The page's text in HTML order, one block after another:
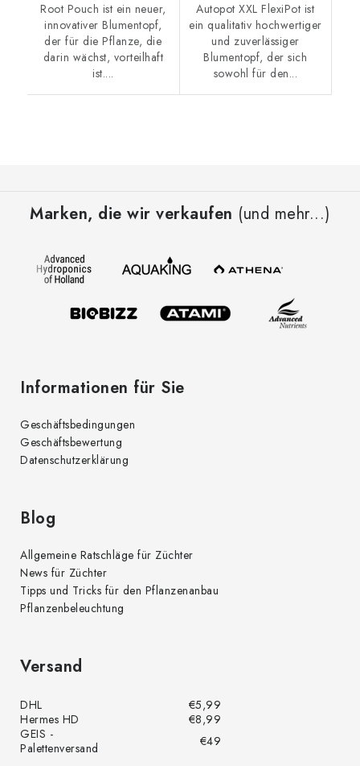
Root Pouch ist ein neuer,
innovativer Blumentopf,
der für die Pflanze, die
darin wächst, vorteilhaft
ist....
Autopot XXL FlexiPot ist
ein qualitativ hochwertiger
und zuverlässiger
Blumentopf, der sich
sowohl für den...
Marken, die wir verkaufen (und mehr...)
Informationen für Sie
Geschäftsbedingungen
Geschäftsbewertung
Datenschutzerklärung
Blog
Allgemeine Ratschläge für Züchter
News für Züchter
Tipps und Tricks für den Pflanzenanbau
Pflanzenbeleuchtung
Versand
DHL
€5,99
Hermes HD
€8,99
GEIS -
Palettenversand
€49